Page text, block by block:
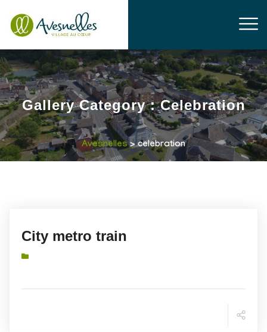
Gallery Category :Celebration
Avesnelles>celebration
City metro train